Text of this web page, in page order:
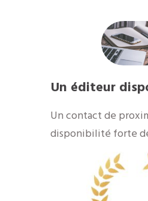
Un éditeur
​Un contact de
disponibilité forte